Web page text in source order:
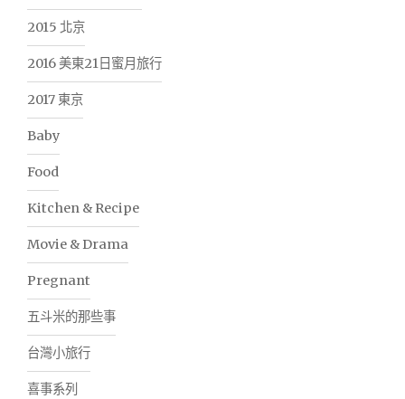
2015 北京
2016 美東21日蜜月旅行
2017 東京
Baby
Food
Kitchen & Recipe
Movie & Drama
Pregnant
五斗米的那些事
台灣小旅行
喜事系列